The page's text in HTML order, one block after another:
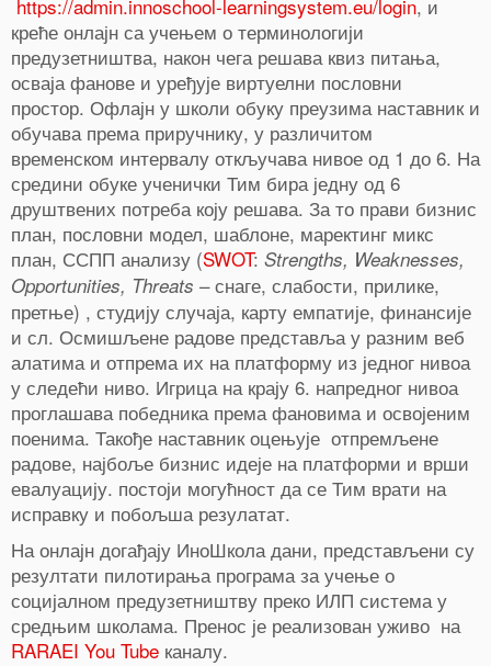
https://admin.innoschool-learningsystem.eu/login, и
креће онлајн са учењем о терминологији
предузетништва, након чега решава квиз питања,
осваја фанове и уређује виртуелни пословни
простор. Офлајн у школи обуку преузима наставник и
обучава према приручнику, у различитом
временском интервалу откључава нивое од 1 до 6. На
средини обуке ученички Тим бира једну од 6
друштвених потреба коју решава. За то прави бизнис
план, пословни модел, шаблоне, маректинг микс
план, ССПП анализу (SWOT: Strengths, Weaknesses,
Opportunities, Threats – снаге, слабости, прилике,
претње) , студију случаја, карту емпатије, финансије
и сл. Осмишљене радове представља у разним веб
алатима и отпрема их на платформу из једног нивоа
у следећи ниво. Игрица на крају 6. напредног нивоа
проглашава победника према фановима и освојеним
поенима. Такође наставник оцењује отпремљене
радове, најбоље бизнис идеје на платформи и врши
евалуацију. постоји могућност да се Тим врати на
исправку и побољша резулатат.
На онлајн догађају ИноШкола дани, представљени су
резултати пилотирања програма за учење о
социјалном предузетништву преко ИЛП система у
средњим школама. Пренос је реализован уживо на
RARAEI You Tube каналу.
0
Shares